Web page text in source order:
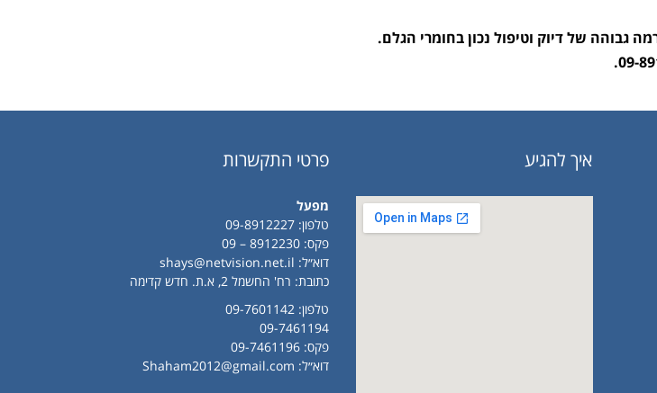
גבוהה של דיוק וטיפול נכון בחומרי הגלם.
איך להגיע פרטי התקשרות
מפעל
טלפון:09-8912227
פקס: 8912230 – 09
דוא״ל: shays@netvision.net.il
כתובת: רח' החשמל 2, א.ת. חדש קדימה
טלפון:09-7601142
09-7461194
פקס: 09-7461196
דוא״ל: Shaham2012@gmail.com